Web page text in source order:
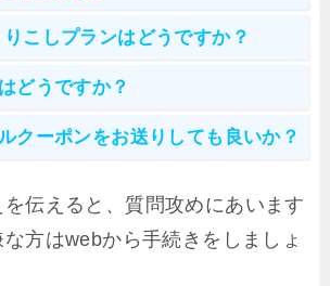
こしプランはどうですか？
どうですか？
クーポンをお送りしても良いか？
伝えると、質問攻めにあいます
方はwebから手続きをしましょ